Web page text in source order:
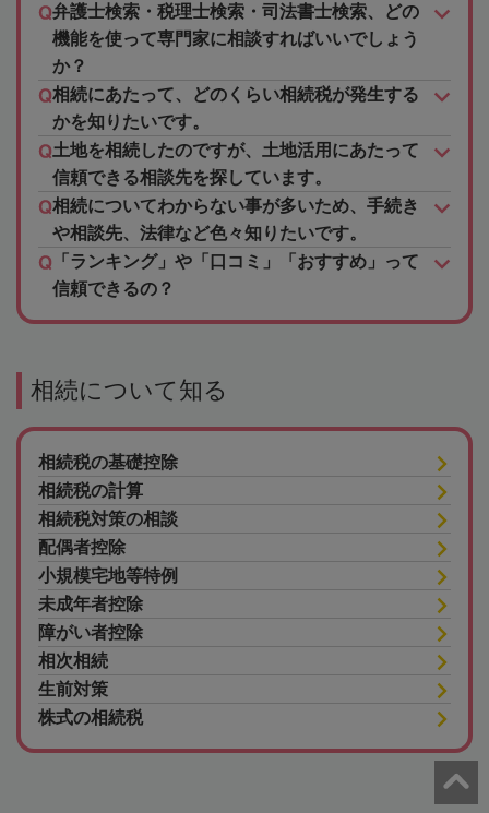
弁護士検索・税理士検索・司法書士検索、どの
機能を使って専門家に相談すればいいでしょう
か？
相続にあたって、どのくらい相続税が発生する
かを知りたいです。
土地を相続したのですが、土地活用にあたって
信頼できる相談先を探しています。
相続についてわからない事が多いため、手続き
や相談先、法律など色々知りたいです。
「ランキング」や「口コミ」「おすすめ」って
信頼できるの？
相続について知る
相続税の基礎控除
相続税の計算
相続税対策の相談
配偶者控除
小規模宅地等特例
未成年者控除
障がい者控除
相次相続
生前対策
株式の相続税